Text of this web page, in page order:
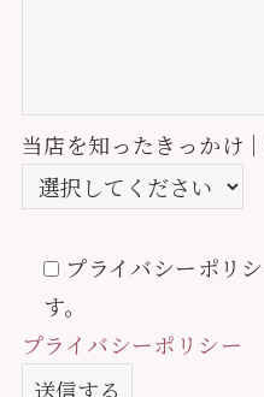
当店を知ったきっかけ
プライバシーポリ
す。
プライバシーポリシー